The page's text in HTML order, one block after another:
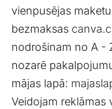
vienpusējas
bezmaksas
nodrošinam no A -
nozarē
mājas lapā:
Veidojam reklāmas